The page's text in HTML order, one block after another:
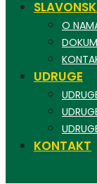
O
UDRUGE
KONTAKT